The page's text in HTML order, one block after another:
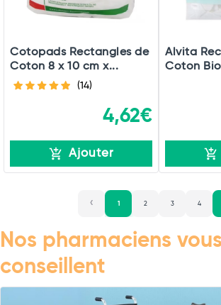
Cotopads Rectangles de
Coton 8 x 10 cm x...
(14)
4,62€
Ajouter
Alvita
Coton
1 2 3 4
Nos pharmaciens vous
conseillent